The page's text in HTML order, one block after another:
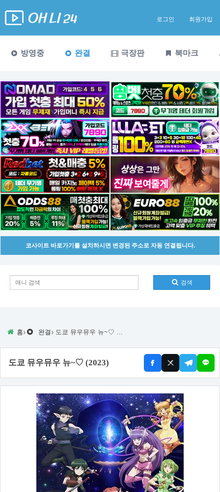
로그인 회원가입
방영중 완결 극장판 북마크
코사이트 바로가기를 설치하시면 변경된 주소로 자동 연결됩니다.
검색
홈› 완결 › 도쿄 뮤우뮤우 뉴~♡ (2023)
도쿄 뮤우뮤우 뉴~♡ (2023)